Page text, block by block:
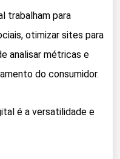
trabalham para
otimizar sites para
analisar métricas e
do consumidor.
é a versatilidade e